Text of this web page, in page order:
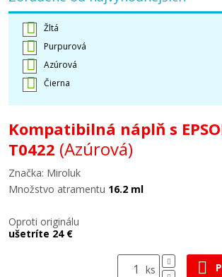
Žltá
Purpurová
Azúrová
Čierna
Kompatibilná náplň s
T0422 (Azúrová)
Značka: Miroluk
Množstvo atramentu 16.2 ml
Oproti originálu
ušetríte 24 €
ks